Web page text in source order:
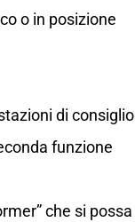
o in posizione
di consiglio
funzione
che si possa